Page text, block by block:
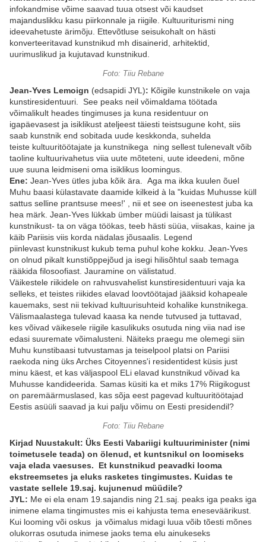
infokandmise võime saavad tuua otsest või kaudset
majanduslikku kasu piirkonnale ja riigile. Kultuuriturismi ning
ideevahetuste ärimõju. Ettevõtluse seisukohalt on hästi
konverteeritavad kunstnikud mh disainerid, arhitektid,
uurimuslikud ja kujutavad kunstnikud.
Foto: Tiiu Rebane
Jean-Yves Lemoign (edsapidi JYL): Kõigile kunstnikele on vaja
kunstiresidentuuri. See peaks neil võimaldama töötada
võimalikult heades tingimuses ja kuna residentuur on
igapäevasest ja isiklikust ateljeest täiesti teistsugune koht, siis
saab kunstnik end sobitada uude keskkonda, suhelda
teiste kultuuritöötajate ja kunstnikega ning sellest tulenevalt võib
taoline kultuurivahetus viia uute mõteteni, uute ideedeni, mõne
uue suuna leidmiseni oma isiklikus loomingus.
Ene: Jean-Yves ütles juba kõik ära. Aga ma ikka kuulen õuel
Muhu baasi külastavate daamide kilkeid à la "kuidas Muhusse küll
sattus selline prantsuse mees!' , nii et see on iseenestest juba ka
hea märk. Jean-Yves lükkab ümber müüdi laisast ja tülikast
kunstnikust- ta on väga töökas, teeb hästi süüa, viisakas, kaine ja
käib Pariisis viis korda nädalas jõusaalis. Legend
piinlevast kunstnikust kukub tema puhul kohe kokku. Jean-Yves
on olnud pikalt kunstiõppejõud ja isegi hilisõhtul saab temaga
rääkida filosoofiast. Jauramine on välistatud.
Väikestele riikidele on rahvusvahelist kunstiresidentuuri vaja ka
selleks, et teistes riikides elavad loovtöötajad jääksid kohapeale
kauemaks, sest nii tekivad kultuurisuhteid kohalike kunstnikega.
Välismaalastega tulevad kaasa ka nende tutvused ja tuttavad,
kes võivad väikesele riigile kasulikuks osutuda ning viia nad ise
edasi suuremate võimalusteni. Näiteks praegu me olemegi siin
Muhu kunstibaasi tutvustamas ja teiselpool platsi on Pariisi
raekoda ning üks Arches Citoyennes'i residentidest küsis just
minu käest, et kas väljaspool ELi elavad kunstnikud võivad ka
Muhusse kandideerida. Samas küsiti ka et miks 17% Riigikogust
on paremäärmuslased, kas sõja eest pagevad kultuuritöötajad
Eestis asüüli saavad ja kui palju võimu on Eesti presidendil?
Foto: Tiiu Rebane
Kirjad Nuustakult: Üks Eesti Vabariigi kultuuriminister (nimi
toimetusele teada) on ölenud, et kuntsnikul on loomiseks
vaja elada vaesuses. Et kunstnikud peavadki looma
ekstreemsetes ja eluks rasketes tingimustes. Kuidas te
vastate sellele 19.saj. kujunenud müüdile?
JYL: Me ei ela enam 19.sajandis ning 21.saj. peaks iga peaks iga
inimene elama tingimustes mis ei kahjusta tema eneseväärikust.
Kui looming või oskus ja võimalus midagi luua võib tõesti mõnes
olukorras osutuda inimese jaoks tema elu ainukeseks